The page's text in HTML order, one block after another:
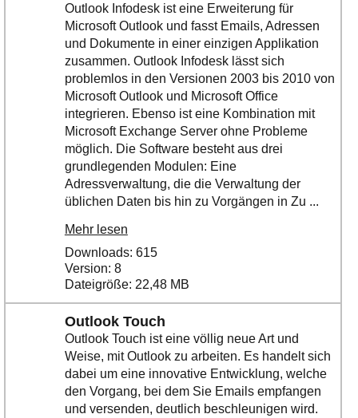
Outlook Infodesk ist eine Erweiterung für
Microsoft Outlook und fasst Emails, Adressen
und Dokumente in einer einzigen Applikation
zusammen. Outlook Infodesk lässt sich
problemlos in den Versionen 2003 bis 2010 von
Microsoft Outlook und Microsoft Office
integrieren. Ebenso ist eine Kombination mit
Microsoft Exchange Server ohne Probleme
möglich. Die Software besteht aus drei
grundlegenden Modulen: Eine
Adressverwaltung, die die Verwaltung der
üblichen Daten bis hin zu Vorgängen in Zu ...
Mehr lesen
Downloads: 615
Version: 8
Dateigröße: 22,48 MB
Outlook Touch
Outlook Touch ist eine völlig neue Art und
Weise, mit Outlook zu arbeiten. Es handelt sich
dabei um eine innovative Entwicklung, welche
den Vorgang, bei dem Sie Emails empfangen
und versenden, deutlich beschleunigen wird.